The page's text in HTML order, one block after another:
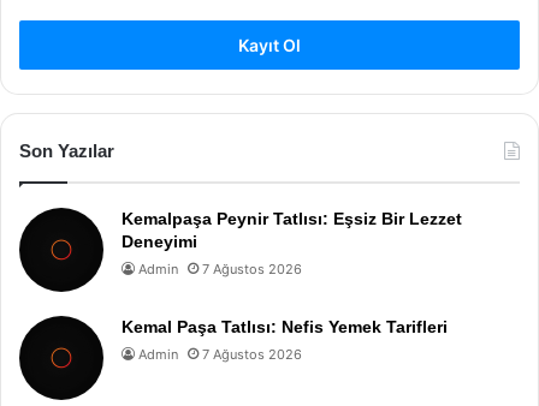
Kayıt Ol
Son Yazılar
Kemalpaşa Peynir Tatlısı: Eşsiz Bir Lezzet
Deneyimi
Admin 7 Ağustos 2026
Kemal Paşa Tatlısı: Nefis Yemek Tarifleri
Admin 7 Ağustos 2026